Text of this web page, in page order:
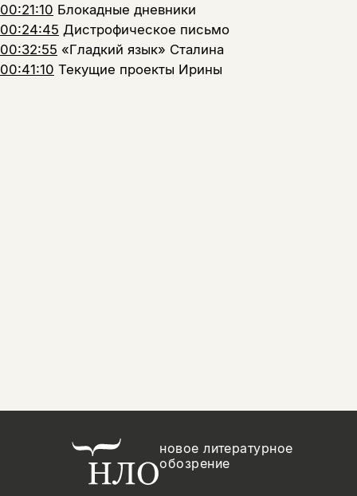
00:21:10 Блокадные дневники
00:24:45 Дистрофическое письмо
00:32:55 «Гладкий язык» Сталина
00:41:10 Текущие проекты Ирины
новое литературное
обозрение